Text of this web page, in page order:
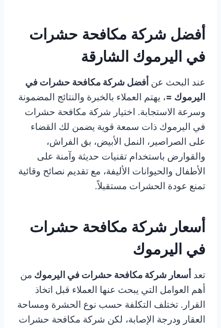
أفضل شركة مكافحة حشرات
في اليرموك الشارقة
عند البحث عن أفضل شركة مكافحة حشرات في
اليرموك =، يهتم العملاء بالخبرة والنتائج المضمونة
وسرعة الاستجابة. اختيار شركة مكافحة حشرات
في اليرموك ذات سمعة قوية يضمن لك القضاء
على الصراصير، النمل الأبيض، بق الفراش،
والقوارض باستخدام تقنيات حديثة وآمنة على
الأطفال والحيوانات الأليفة، مع تقديم نصائح وقائية
تمنع عودة الحشرات مستقبلاً.
أسعار شركة مكافحة حشرات
في اليرموك
تعد أسعار شركة مكافحة حشرات في اليرموك من
أهم العوامل التي يبحث عنها العملاء قبل اتخاذ
القرار. تختلف التكلفة حسب نوع الحشرة ومساحة
العقار ودرجة الإصابة، لكن شركة مكافحة حشرات